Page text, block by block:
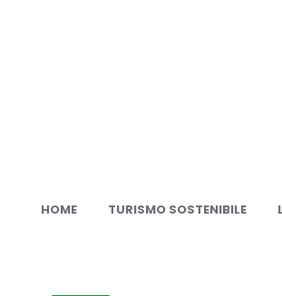
HOME TURISMO SOSTENIBILE